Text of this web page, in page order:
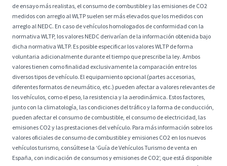
de ensayo más realistas, el consumo de combustible y las emisiones de CO2
medidos con arreglo al WLTP suelen ser más elevados que los medidos con
arreglo al NEDC. En caso de vehículos homologados de conformidad con la
normativa WLTP, los valores NEDC derivarían de la información obtenida bajo
dicha normativa WLTP. Es posible especificar los valores WLTP de forma
voluntaria adicionalmente durante el tiempo que prescribe la ley. Ambos
valores tienen como finalidad exclusivamente la comparación entre los
diversos tipos de vehículo. El equipamiento opcional (partes accesorias,
diferentes formatos de neumático, etc.) pueden afectar a valores relevantes de
los vehículos, como el peso, la resistencia y la aerodinámica. Estos factores,
junto con la climatología, las condiciones del tráfico y la forma de conducción,
pueden afectar el consumo de combustible, el consumo de electricidad, las
emisiones CO2 y las prestaciones del vehículo. Para más información sobre los
valores oficiales de consumo de combustible y emisiones CO2 en los nuevos
vehículos turismo, consúltese la ‘Guía de Vehículos Turismo de venta en
España, con indicación de consumos y emisiones de CO2’, que está disponible